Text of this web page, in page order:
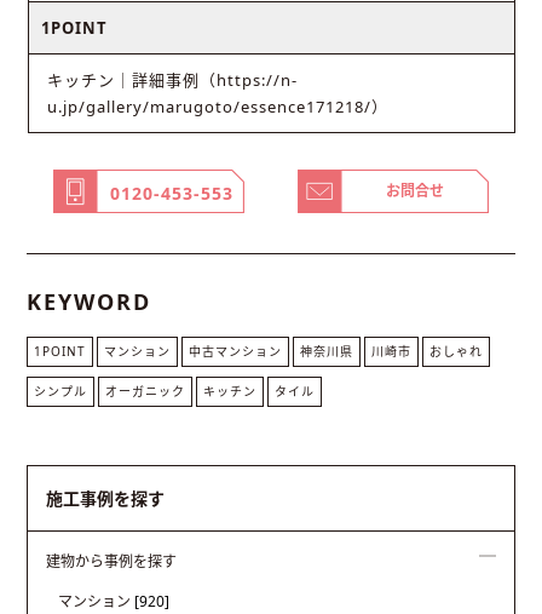
1POINT
キッチン｜詳細事例（https://n-
u.jp/gallery/marugoto/essence171218/）
0120-453-553 お問合せ
KEYWORD
1POINT マンション 中古マンション 神奈川県 川崎市 おしゃれ
シンプル オーガニック キッチン タイル
施工事例を探す
建物から事例を探す
マンション [920]